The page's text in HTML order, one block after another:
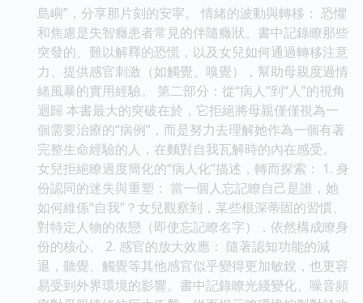
島嶼”，分享那片刻的安寜。 情緒的波動與轉移： 恐懼
和焦慮是失智癥患者常見的伴隨癥狀。書中記錄瞭那些
突發的、難以解釋的恐慌，以及女兒如何通過轉移注意
力、提供感官刺激（如觸覺、嗅覺），幫助母親度過情
緒風暴的實用經驗。 第二部分：從“病人”到“人”的視角
迴歸 本書最大的突破在於，它拒絕將母親僅僅視為一
個需要治療的“病例”，而是努力去理解她作為一個有著
完整生命經驗的人，在麵對自我瓦解時的內在感受。
女兒拒絕瞭過度簡化的“病人化”描述，轉而探索： 1. 身
份認同的迷失與重塑： 當一個人忘記瞭自己是誰，她
如何維係“自我”？女兒觀察到，某些根深蒂固的習慣、
對特定人物的依戀（即使忘記瞭名字），依然構成瞭身
份的核心。 2. 感官的放大效應： 隨著認知功能的減
退，聽覺、觸覺等其他感官似乎變得更加敏銳，也更容
易受到外界環境的影響。書中記錄瞭光綫變化、噪音頻